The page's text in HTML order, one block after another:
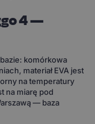
4 —
komórkowa
materiał EVA jest
na temperatury
na miarę pod
— baza